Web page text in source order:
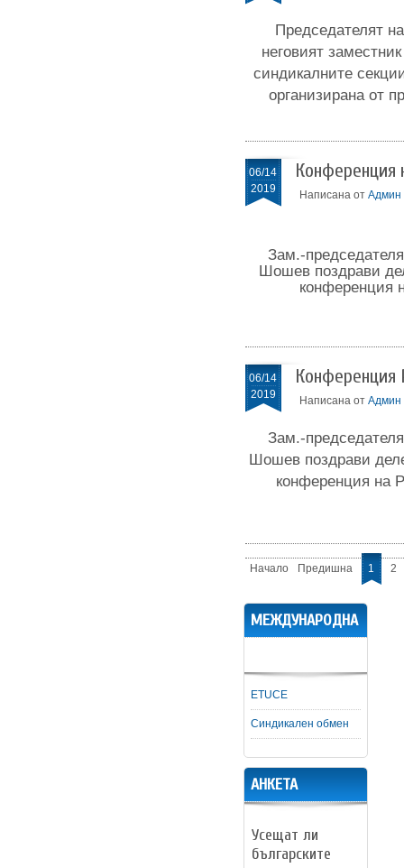
Председателят
неговият
синдикалните
организирана от
06/14
2019
Конференция
Написана от Админ
Зам.-
Шошев поздрави
конференция
06/14
2019
Конференция
Написана от Админ
Зам.-
Шошев поздрави
конференция на
Начало Предишна 1 2
МЕЖДУНАРОДНА
ETUCE
Синдикален обмен
АНКЕТА
Усещат ли
българските